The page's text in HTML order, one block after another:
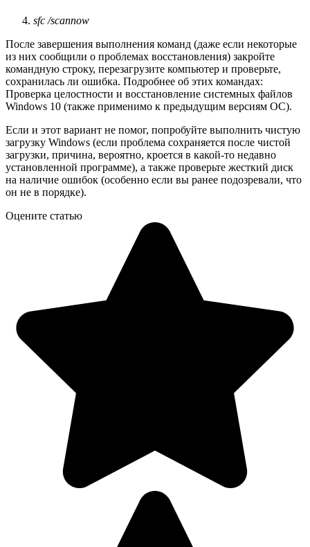
sfc /scannow
После завершения выполнения команд (даже если некоторые
из них сообщили о проблемах восстановления) закройте
командную строку, перезагрузите компьютер и проверьте,
сохранилась ли ошибка. Подробнее об этих командах:
Проверка целостности и восстановление системных файлов
Windows 10 (также применимо к предыдущим версиям ОС).
Если и этот вариант не помог, попробуйте выполнить чистую
загрузку Windows (если проблема сохраняется после чистой
загрузки, причина, вероятно, кроется в какой-то недавно
установленной программе), а также проверьте жесткий диск
на наличие ошибок (особенно если вы ранее подозревали, что
он не в порядке).
Оцените статью